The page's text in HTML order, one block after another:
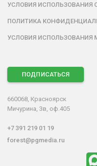
УСЛОВИЯ ИСПОЛЬЗОВАНИЯ
ПОЛИТИКА
УСЛОВИЯ ИСПОЛЬЗОВАНИЯ
ПОДПИСАТЬСЯ
660068, Красноярск
Мичурина, 3в, оф.405
+7 391 219 01 19
forest@pgmedia.ru